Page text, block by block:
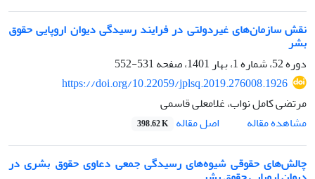
نقش سازمان‌های غیردولتی در فرایند رسیدگی دیوان اروپایی حقوق
بشر
دوره 52، شماره 1، بهار 1401، صفحه
531-552
https://doi.org/10.22059/jplsq.2019.276008.1926
مرتضی کامل نواب، غلامعلی قاسمی
مشاهده مقاله
اصل مقاله 398.62 K
چالش‌های حقوقی شیوه‌های رسیدگی جمعی دعاوی حقوق بشری در